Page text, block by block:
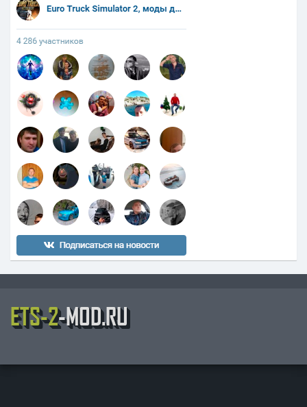
ETS-2-MOD.RU